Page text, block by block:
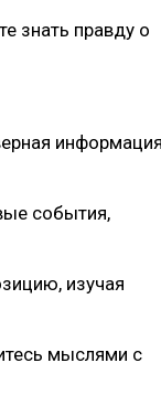
знать правду о
события,
изучая
мыслями с